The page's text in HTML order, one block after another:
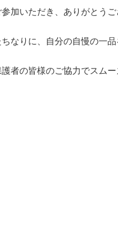
加いただき、ありがとうご
なりに、自分の自慢の一品
者の皆様のご協力でスム